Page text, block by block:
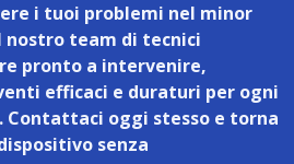
i tuoi problemi nel minor
nostro team di tecnici
pronto a intervenire,
efficaci e duraturi per ogni
oggi stesso e torna
senza